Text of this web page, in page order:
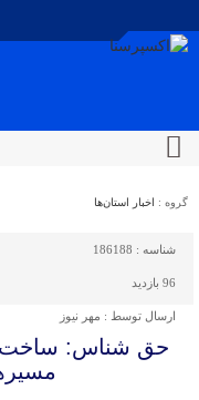
گروه : اخبار استان‌ها
شناسه : 186188
96 بازدید
ارسال توسط : مهر نیوز
حق شناس: ساخت‌ و